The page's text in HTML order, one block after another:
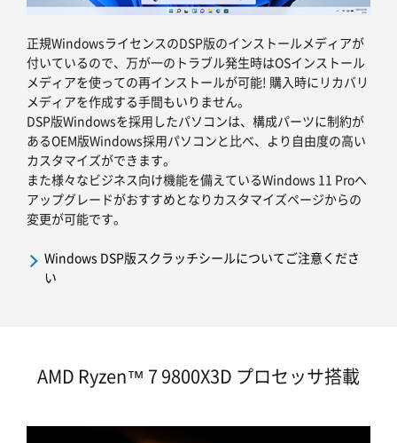
正規WindowsライセンスのDSP版のインストールメディアが
付いているので、万が一のトラブル発生時はOSインストール
メディアを使っての再インストールが可能! 購入時にリカバリ
メディアを作成する手間もいりません。
DSP版Windowsを採用したパソコンは、構成パーツに制約が
あるOEM版Windows採用パソコンと比べ、より自由度の高い
カスタマイズができます。
また様々なビジネス向け機能を備えているWindows 11 Proへ
アップグレードがおすすめとなりカスタマイズページからの
変更が可能です。
Windows DSP版スクラッチシールについてご注意くださ
い
AMD Ryzen™ 7 9800X3D プロセッサ搭載